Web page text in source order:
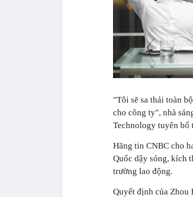
"Tôi sẽ sa thải toàn
cho công ty", nhà
Technology tuyên bố
Hãng tin CNBC cho
Quốc dậy sóng, kích
trường lao động.
Quyết định của Zhou